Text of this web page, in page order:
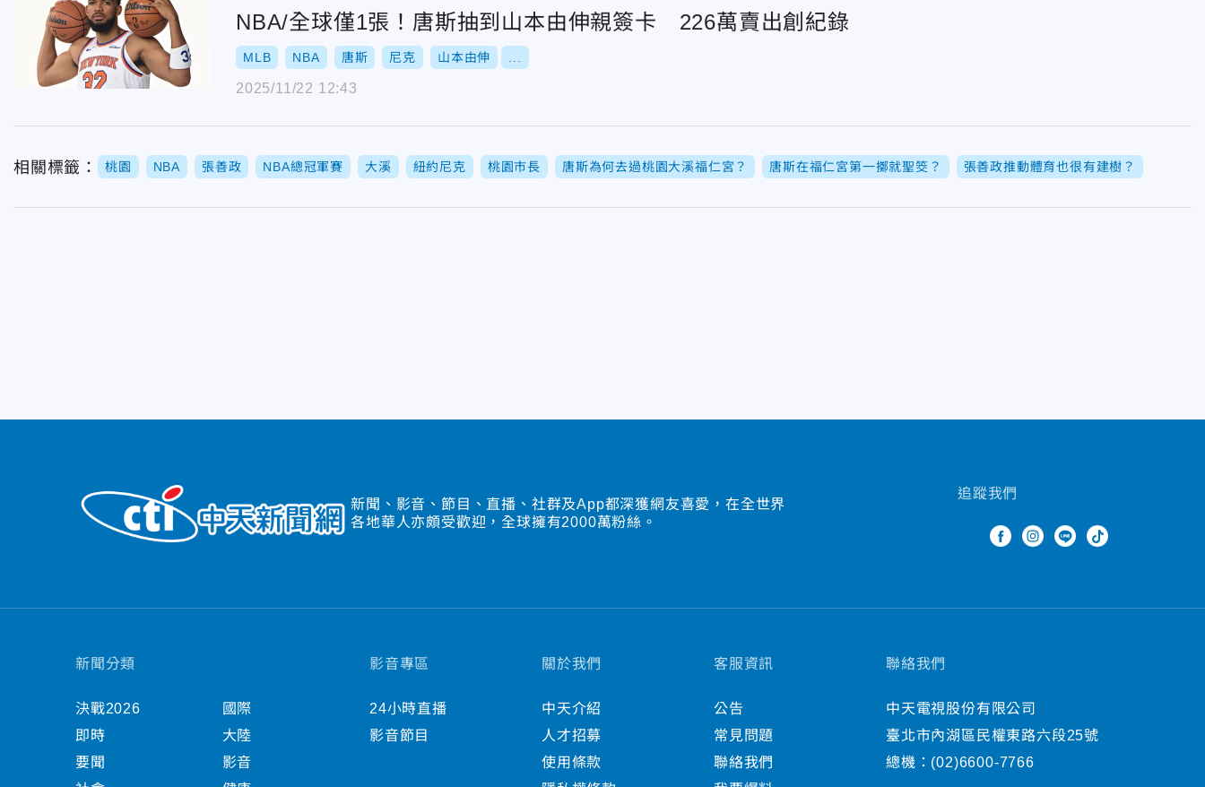
NBA/全球僅1張！唐斯抽到山本由伸親簽卡 226萬賣出創紀錄
MLB NBA 唐斯 尼克 山本由伸
2025/11/22 12:43
相關標籤： 桃園 NBA 張善政 NBA總冠軍賽 大溪 紐約尼克 桃園市長 唐斯為何去過桃園大溪福仁宮？ 唐斯在福仁宮第一擲就聖筊？ 張善政推動體育也很有建樹？
新聞、影音、節目、直播、社群及App都深獲網友喜愛，在全世界
各地華人亦頗受歡迎，全球擁有2000萬粉絲。
追蹤我們
新聞分類
決戰2026
即時
要聞
國際
大陸
影音
影音專區
24小時直播
影音節目
關於我們
中天介紹
人才招募
使用條款
客服資訊
公告
常見問題
聯絡我們
聯絡我們
中天電視股份有限公司
臺北市內湖區民權東路六段25號
總機： (02)6600-7766